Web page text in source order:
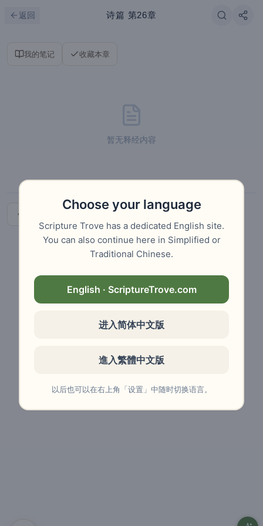
返回 诗篇 第26章
我的笔记 收藏本章
暂无释经内容
Choose your language
Scripture Trove has a dedicated English site.
You can also continue here in Simplified or
Traditional Chinese.
English · ScriptureTrove.com
进入简体中文版
進入繁體中文版
以后也可以在右上角「设置」中随时切换语言。